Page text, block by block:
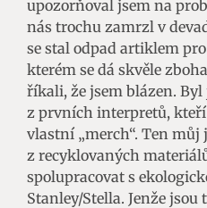
upozorňoval jsem na
nás trochu zamrzl v
se stal odpad artiklem
kterém se dá skvěle
říkali, že jsem blázen. Byl
z prvních interpretů,
vlastní „merch“. Ten
z recyklovaných
spolupracovat s
Stanley/Stella. Jenže